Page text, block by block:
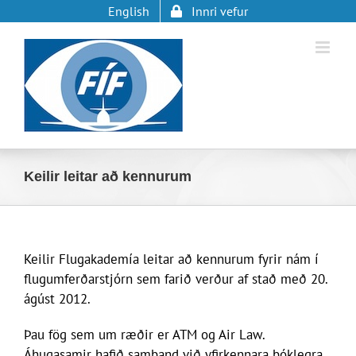
English Innri vefur
Keilir leitar að kennurum
Keilir Flugakademía leitar að kennurum fyrir nám í
flugumferðarstjórn sem farið verður af stað með 20.
ágúst 2012.
Þau fög sem um ræðir er ATM og Air Law.